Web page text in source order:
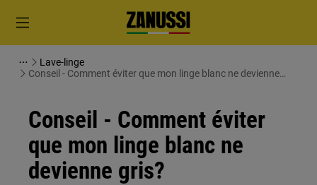
Lave-linge
Conseil - Comment éviter que mon linge blanc ne devienne
Conseil - Comment éviter
que mon linge blanc ne
devienne gris?